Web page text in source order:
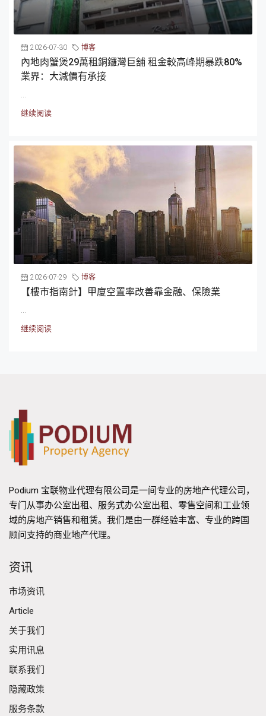
2026-07-30 博客
內地肉蟹煲29萬租銅鑼灣巨舖 租金較高峰期暴跌80%
業界：大減價有承接
继续阅读
2026-07-29 博客
【樓市指南針】甲廈空置率改善靠金融、保險業
继续阅读
Podium 宝联物业代理有限公司是一间专业的房地产代理公司，
专门从事办公室出租、服务式办公室出租、零售空间和工业领
域的房地产销售和租赁。我们是由一群经验丰富、专业的跨国
顾问支持的商业地产代理。
资讯
市场资讯
Article
关于我们
实用讯息
联系我们
隐藏政策
服务条款